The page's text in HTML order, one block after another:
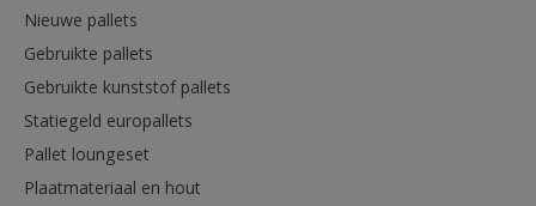
Nieuwe pallets
Gebruikte pallets
Gebruikte kunststof pallets
Statiegeld europallets
Pallet loungeset
Plaatmateriaal en hout